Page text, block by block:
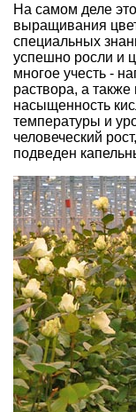
На самом деле
выращивания
специальных
успешно росли и
многое учесть -
раствора, а
насыщенность
температуры и
человеческий
подведен